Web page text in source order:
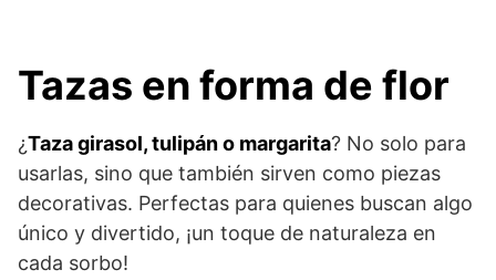
Tazas en forma de flor
¿Taza girasol, tulipán o margarita? No solo para
usarlas, sino que también sirven como piezas
decorativas. Perfectas para quienes buscan algo
único y divertido, ¡un toque de naturaleza en
cada sorbo!